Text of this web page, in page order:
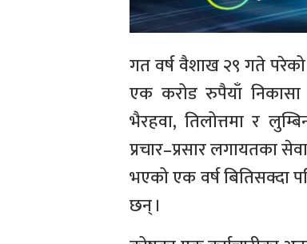
गत वर्ष वैशाख २९ गते
एक करोड रुपैयाँ निकासा
भैरहवा, तिलोत्तमा र
प्रचार–प्रसार लगायतका
भएको एक वर्ष बितिसक्दा
छन् ।